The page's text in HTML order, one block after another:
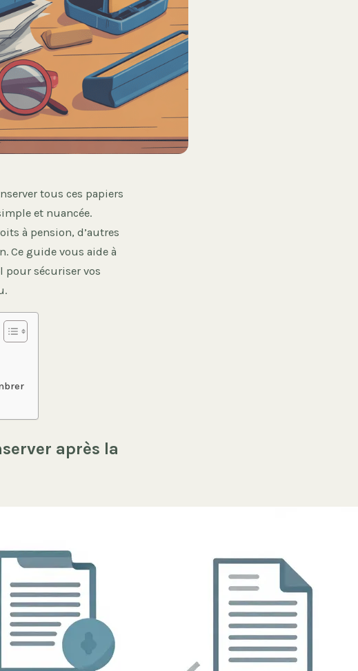
tous ces papiers
et nuancée.
à pension, d’autres
Ce guide vous aide à
pour sécuriser vos
après la